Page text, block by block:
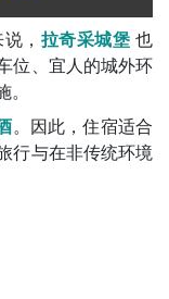
， 拉奇采城堡 也
位、宜人的城外环
。
。因此，住宿适合
行与在非传统环境